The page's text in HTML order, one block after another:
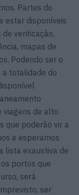
Partes do
estar disponíveis
verificação,
mapas de
Podendo ser o
totalidade do
viagens de alto
que poderão vir a
e esperamos
lista exaustiva de
portos que
será
ser